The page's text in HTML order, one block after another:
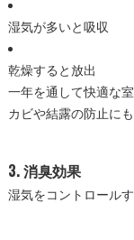
湿気が多いと吸収
乾燥すると放出
一年を通して快適な
カビや結露の防止にも
3. 消臭効果
湿気をコントロール